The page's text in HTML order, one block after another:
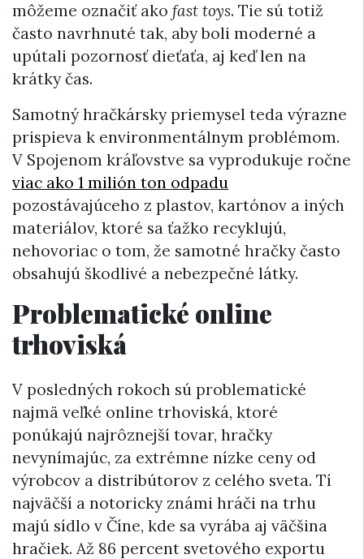
môžeme označiť ako fast toys. Tie sú totiž
často navrhnuté tak, aby boli moderné a
upútali pozornosť dieťaťa, aj keď len na
krátky čas.
Samotný hračkársky priemysel teda výrazne
prispieva k environmentálnym problémom.
V Spojenom kráľovstve sa vyprodukuje ročne
viac ako 1 milión ton odpadu
pozostávajúceho z plastov, kartónov a iných
materiálov, ktoré sa ťažko recyklujú,
nehovoriac o tom, že samotné hračky často
obsahujú škodlivé a nebezpečné látky.
Problematické online
trhoviská
V posledných rokoch sú problematické
najmä veľké online trhoviská, ktoré
ponúkajú najrôznejší tovar, hračky
nevynímajúc, za extrémne nízke ceny od
výrobcov a distribútorov z celého sveta. Tí
najväčší a notoricky známi hráči na trhu
majú sídlo v Číne, kde sa vyrába aj väčšina
hračiek. Až 86 percent svetového exportu